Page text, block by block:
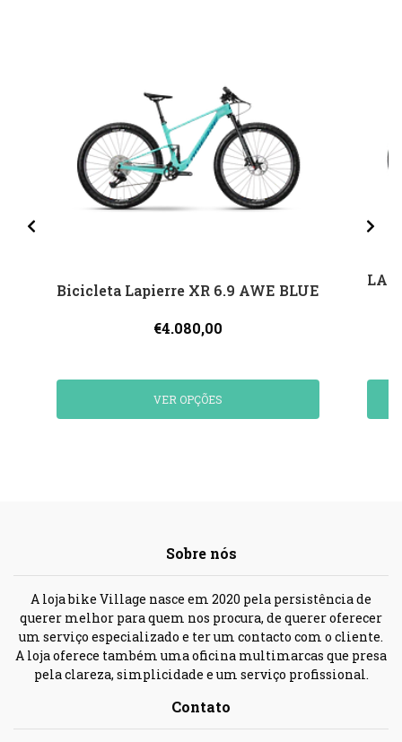
Bicicleta Lapierre XR 6.9 AWE BLUE
€4.080,00
VER OPÇÕES
Sobre nós
A loja bike Village nasce em 2020 pela persistência de
querer melhor para quem nos procura, de querer oferecer
um serviço especializado e ter um contacto com o cliente.
A loja oferece também uma oficina multimarcas que presa
pela clareza, simplicidade e um serviço profissional.
Contato